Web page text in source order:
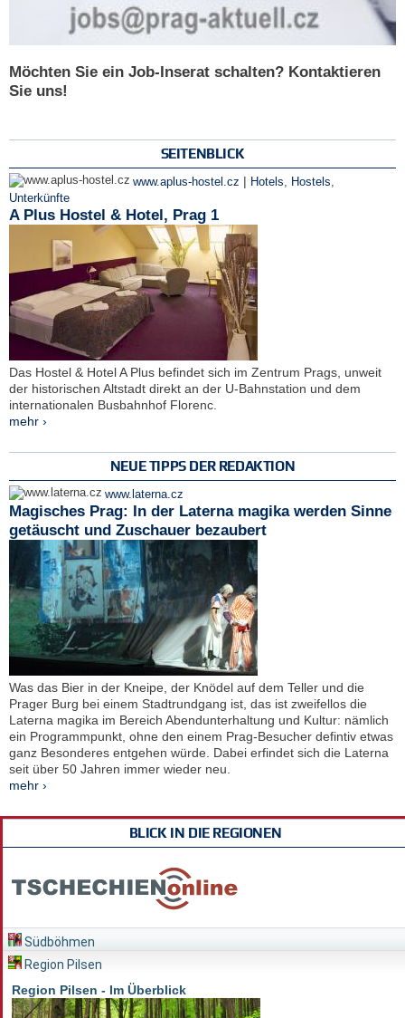
Möchten Sie ein Job-Inserat schalten? Kontaktieren
Sie uns!
SEITENBLICK
www.aplus-hostel.cz | Hotels, Hostels,
Unterkünfte
A Plus Hostel & Hotel, Prag 1
Das Hostel & Hotel A Plus befindet sich im Zentrum Prags, unweit
der historischen Altstadt direkt an der U-Bahnstation und dem
internationalen Busbahnhof Florenc.
mehr ›
NEUE TIPPS DER REDAKTION
www.laterna.cz
Magisches Prag: In der Laterna magika werden Sinne
getäuscht und Zuschauer bezaubert
Was das Bier in der Kneipe, der Knödel auf dem Teller und die
Prager Burg bei einem Stadtrundgang ist, das ist zweifellos die
Laterna magika im Bereich Abendunterhaltung und Kultur: nämlich
ein Programmpunkt, ohne den einem Prag-Besucher defintiv etwas
ganz Besonderes entgehen würde. Dabei erfindet sich die Laterna
seit über 50 Jahren immer wieder neu.
mehr ›
BLICK IN DIE REGIONEN
Südböhmen
Region Pilsen
Region Pilsen - Im Überblick